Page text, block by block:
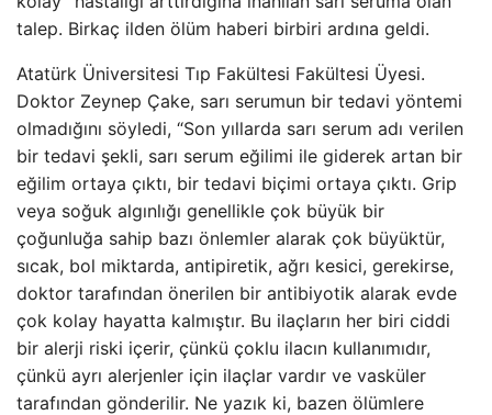
talep. Birkaç ilden ölüm haberi birbiri ardına geldi.
Atatürk Üniversitesi Tıp Fakültesi Fakültesi Üyesi.
Doktor Zeynep Çake, sarı serumun bir tedavi yöntemi
olmadığını söyledi, “Son yıllarda sarı serum adı verilen
bir tedavi şekli, sarı serum eğilimi ile giderek artan bir
eğilim ortaya çıktı, bir tedavi biçimi ortaya çıktı. Grip
veya soğuk algınlığı genellikle çok büyük bir
çoğunluğa sahip bazı önlemler alarak çok büyüktür,
sıcak, bol miktarda, antipiretik, ağrı kesici, gerekirse,
doktor tarafından önerilen bir antibiyotik alarak evde
çok kolay hayatta kalmıştır. Bu ilaçların her biri ciddi
bir alerji riski içerir, çünkü çoklu ilacın kullanımıdır,
çünkü ayrı alerjenler için ilaçlar vardır ve vasküler
tarafından gönderilir. Ne yazık ki, bazen ölümlere